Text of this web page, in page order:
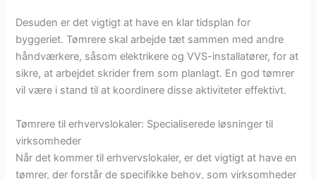
Desuden er det vigtigt at have en klar tidsplan for
byggeriet. Tømrere skal arbejde tæt sammen med andre
håndværkere, såsom elektrikere og VVS-installatører, for at
sikre, at arbejdet skrider frem som planlagt. En god tømrer
vil være i stand til at koordinere disse aktiviteter effektivt.
Tømrere til erhvervslokaler: Specialiserede løsninger til
virksomheder
Når det kommer til erhvervslokaler, er det vigtigt at have en
tømrer, der forstår de specifikke behov, som virksomheder